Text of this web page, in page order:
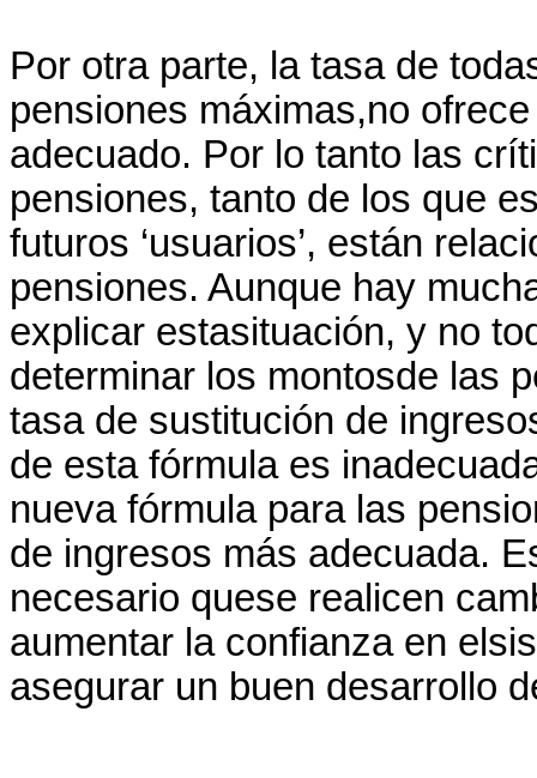
Por otra parte, la tasa de
pensiones máximas,no
adecuado. Por lo tanto las
pensiones, tanto de los que
futuros ‘usuarios’, están
pensiones. Aunque hay
explicar estasituación, y no
determinar los montosde las
tasa de sustitución de
de esta fórmula es
nueva fórmula para las
de ingresos más adecuada.
necesario quese realicen
aumentar la confianza en
asegurar un buen desarrollo